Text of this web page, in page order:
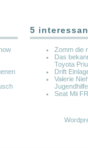
5
Zomm die
Das
Toyota
Drift
Valerie
Jugendhilfe
Seat Mii